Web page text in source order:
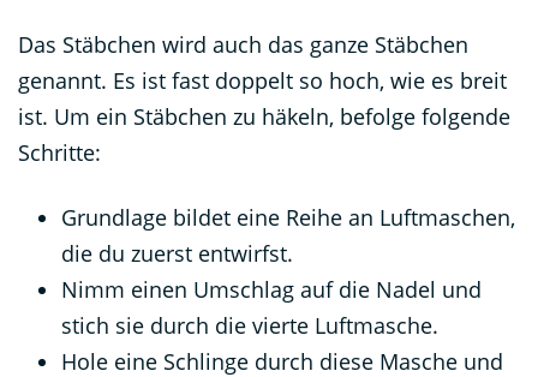
Das Stäbchen wird auch das ganze Stäbchen
genannt. Es ist fast doppelt so hoch, wie es breit
ist. Um ein Stäbchen zu häkeln, befolge folgende
Schritte:
Grundlage bildet eine Reihe an Luftmaschen,
die du zuerst entwirfst.
Nimm einen Umschlag auf die Nadel und
stich sie durch die vierte Luftmasche.
Hole eine Schlinge durch diese Masche und